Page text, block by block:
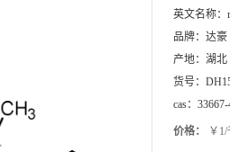
英文名称：
品牌： 达豪
产地： 湖北
货号：
cas：
价格： ￥